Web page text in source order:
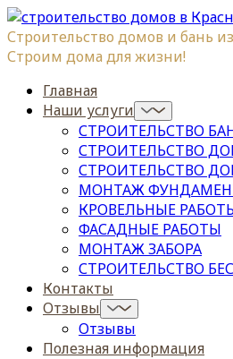
Строительство домов и бань
Строим дома для жизни!
Главная
Наши услуги
СТРОИТЕЛЬСТВО
СТРОИТЕЛЬСТВО
СТРОИТЕЛЬСТВО
МОНТАЖ
КРОВЕЛЬНЫЕ
ФАСАДНЫЕ РАБОТЫ
МОНТАЖ ЗАБОРА
СТРОИТЕЛЬСТВО
Контакты
Отзывы
Отзывы
Полезная информация